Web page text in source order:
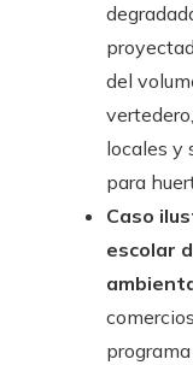
del
locales y
para
Caso
escolar